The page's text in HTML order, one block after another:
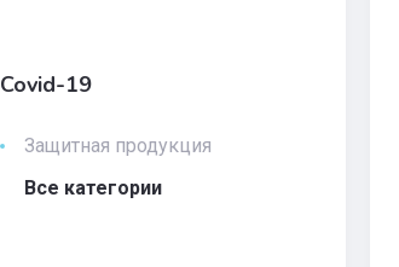
Covid-19
Защитная продукция
Все категории